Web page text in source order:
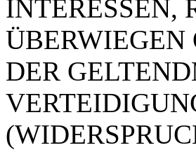
INTERESSEN,
DER